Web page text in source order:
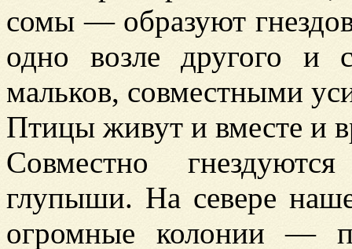
сомы — образуют
одно возле другого и
мальков, совместными
Птицы живут и вместе и
Совместно
глупыши. На севере
огромные колонии —